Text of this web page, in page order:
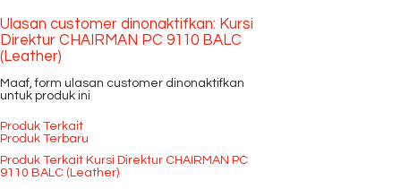
Ulasan customer dinonaktifkan: Kursi
Direktur CHAIRMAN PC 9110 BALC
(Leather)
Maaf, form ulasan customer dinonaktifkan
untuk produk ini
Produk Terkait
Produk Terbaru
Produk Terkait Kursi Direktur CHAIRMAN PC
9110 BALC (Leather)